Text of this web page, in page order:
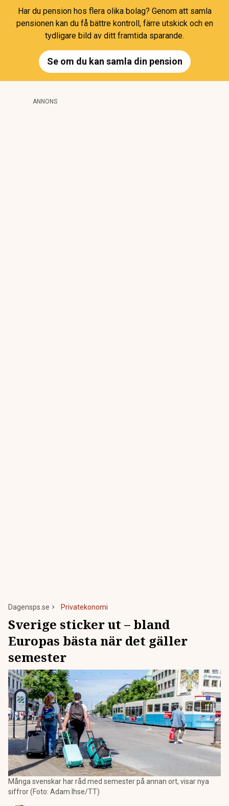
Har du pension hos flera olika bolag? Genom att samla
pensionen kan du få bättre kontroll, färre utskick och en
tydligare bild av ditt framtida sparande.
Se om du kan samla din pension
ANNONS
Dagensps.se Privatekonomi
Sverige sticker ut – bland
Europas bästa när det gäller
semester
Många svenskar har råd med semester på annan ort, visar nya
siffror (Foto: Adam Ihse/TT)